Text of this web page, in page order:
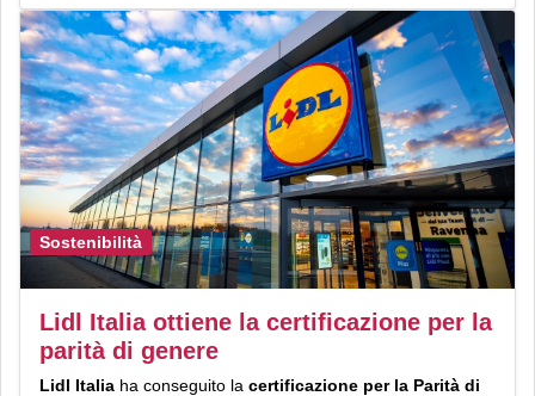
Sostenibilità
Lidl Italia ottiene la certificazione per la
parità di genere
Lidl Italia ha conseguito la certificazione per la Parità di